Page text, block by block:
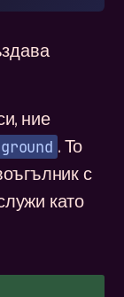
ние
ground . То
с
като